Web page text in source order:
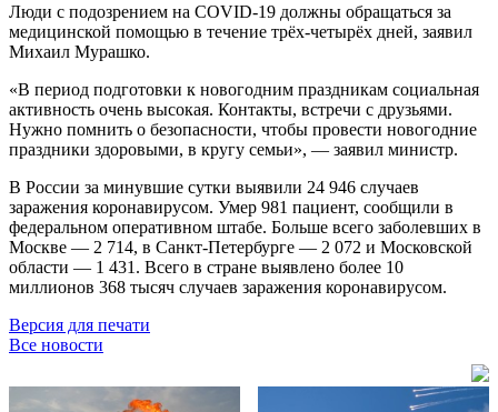
Люди с подозрением на COVID-19 должны обращаться за
медицинской помощью в течение трёх-четырёх дней, заявил
Михаил Мурашко.
«В период подготовки к новогодним праздникам социальная
активность очень высокая. Контакты, встречи с друзьями.
Нужно помнить о безопасности, чтобы провести новогодние
праздники здоровыми, в кругу семьи», — заявил министр.
В России за минувшие сутки выявили 24 946 случаев
заражения коронавирусом. Умер 981 пациент, сообщили в
федеральном оперативном штабе. Больше всего заболевших в
Москве — 2 714, в Санкт-Петербурге — 2 072 и Московской
области — 1 431. Всего в стране выявлено более 10
миллионов 368 тысяч случаев заражения коронавирусом.
Версия для печати
Все новости